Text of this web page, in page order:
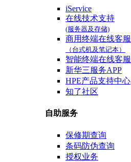
iService
在线技术支持
(服务器及存储)
商用终端在线客服
（台式机及笔记本）
智能终端在线客服
新华三服务APP
HPE产品支持中心
知了社区
自助服务
保修期查询
条码防伪查询
授权业务